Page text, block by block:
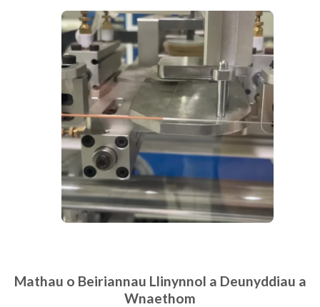
Mathau o Beiriannau Llinynnol a Deunyddiau a
Wnaethom